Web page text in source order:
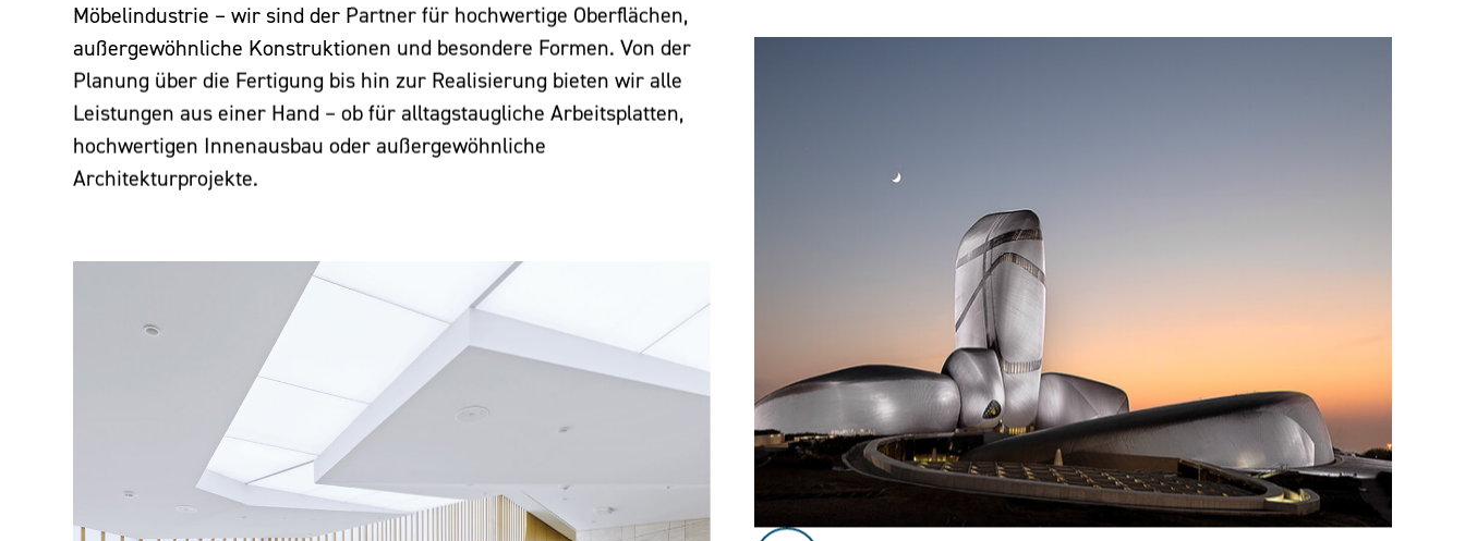
Möbelindustrie – wir sind der Partner für hochwertige Oberflächen,
außergewöhnliche Konstruktionen und besondere Formen. Von der
Planung über die Fertigung bis hin zur Realisierung bieten wir alle
Leistungen aus einer Hand – ob für alltagstaugliche Arbeitsplatten,
hochwertigen Innenausbau oder außergewöhnliche
Architekturprojekte.